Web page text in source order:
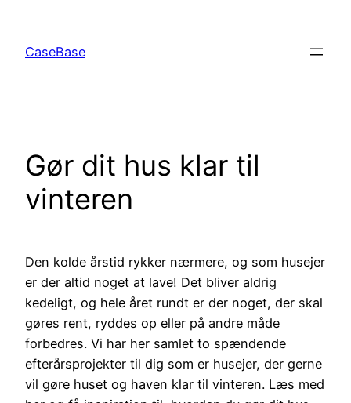
indhold
CaseBase
Gør dit hus klar til
vinteren
Den kolde årstid rykker nærmere, og som husejer
er der altid noget at lave! Det bliver aldrig
kedeligt, og hele året rundt er der noget, der skal
gøres rent, ryddes op eller på andre måde
forbedres. Vi har her samlet to spændende
efterårsprojekter til dig som er husejer, der gerne
vil gøre huset og haven klar til vinteren. Læs med